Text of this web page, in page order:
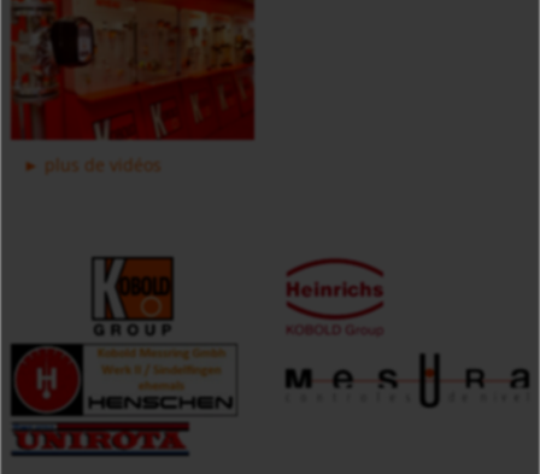
Débitmètre massique thermique KEC
plus de vidéos